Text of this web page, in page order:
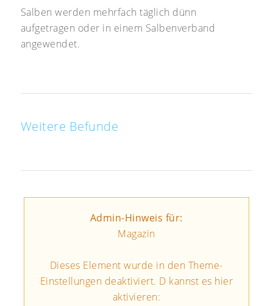
Salben werden mehrfach täglich dünn
aufgetragen oder in einem Salbenverband
angewendet.
Weitere Befunde
Admin-Hinweis für:
Magazin
Dieses Element wurde in den Theme-
Einstellungen deaktiviert. D kannst es hier
aktivieren: